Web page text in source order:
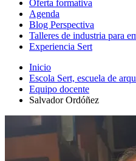
Oferta formativa
Agenda
Blog Perspectiva
Talleres de industria para
Experiencia Sert
Inicio
Escola Sert, escuela de
Equipo docente
Salvador Ordóñez